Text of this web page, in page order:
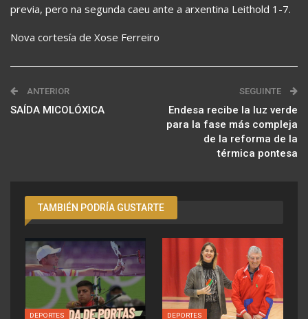
previa, pero na segunda caeu ante a arxentina Leithold 1-7.
Nova cortesía de Xose Ferreiro
ANTERIOR
SAÍDA MICOLÓXICA
SEGUINTE
Endesa recibe la luz verde
para la fase más compleja
de la reforma de la
térmica pontesa
TAMBIÉN PODRÍA GUSTARTE
DEPORTES DEPORTES